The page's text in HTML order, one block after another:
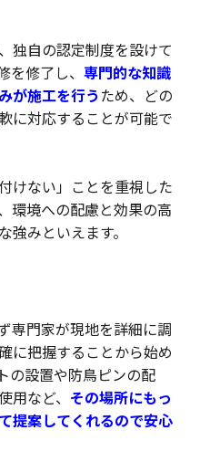
独自の認定制度を設けて
修了し、 専門的な知識
が施工を行うため、どの
に対応することが可能で
けない」ことを重視した
環境への配慮と効果の高
強みといえます。
専門家が現地を詳細に調
に把握することから始め
の設置や防鳥ピンの配
用など、 その場所にもっ
提案してくれるので安心